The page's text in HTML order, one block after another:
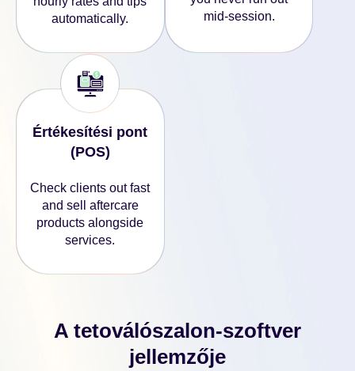
automatically.
mid-session.
Értékesítési pont
(POS)
Check clients out fast
and sell aftercare
products alongside
services.
A tetoválószalon-szoftver
jellemzője